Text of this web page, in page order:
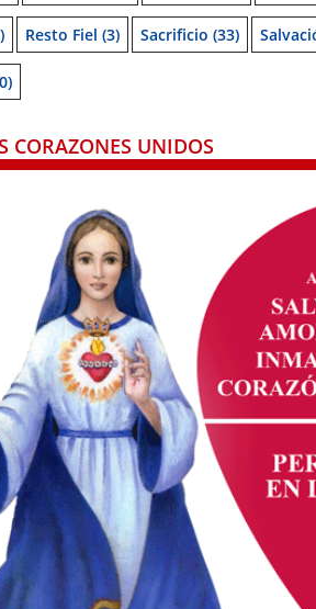
Resto Fiel (3) Sacrificio (33)
CORAZONES UNIDOS